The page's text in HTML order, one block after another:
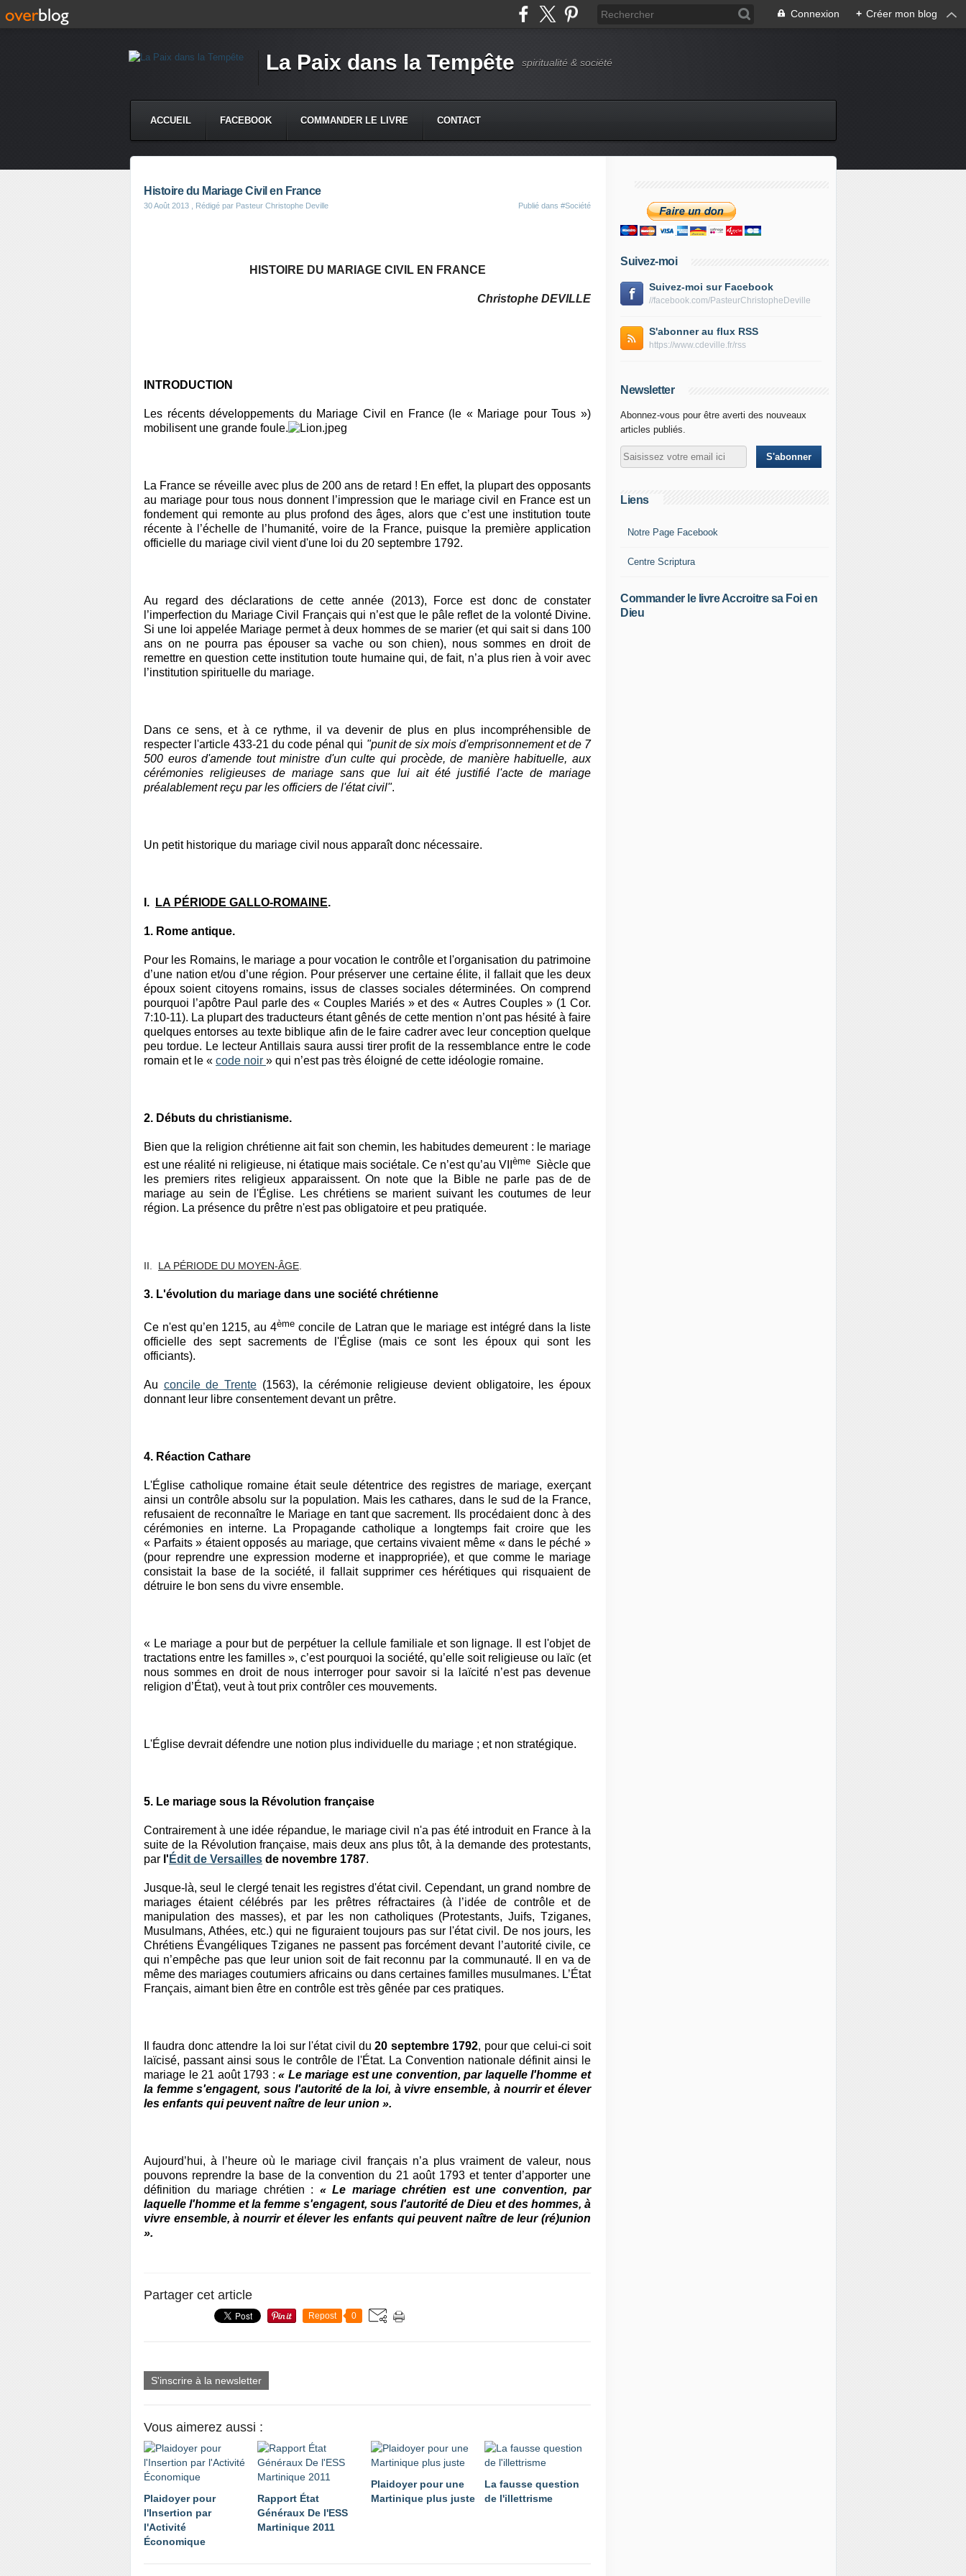
Connexion + Créer mon blog
La Paix dans la Tempête spiritualité & société
ACCUEIL FACEBOOK COMMANDER LE LIVRE CONTACT
Histoire du Mariage Civil en France
30 Août 2013 , Rédigé par Pasteur Christophe Deville Publié dans #Société
HISTOIRE DU MARIAGE CIVIL EN FRANCE
Christophe DEVILLE
INTRODUCTION
Les récents développements du Mariage Civil en France (le « Mariage pour Tous »)
mobilisent une grande foule.
La France se réveille avec plus de 200 ans de retard ! En effet, la plupart des opposants
au mariage pour tous nous donnent l’impression que le mariage civil en France est un
fondement qui remonte au plus profond des âges, alors que c’est une institution toute
récente à l’échelle de l’humanité, voire de la France, puisque la première application
officielle du mariage civil vient d'une loi du 20 septembre 1792.
Au regard des déclarations de cette année (2013), Force est donc de constater
l’imperfection du Mariage Civil Français qui n’est que le pâle reflet de la volonté Divine.
Si une loi appelée Mariage permet à deux hommes de se marier (et qui sait si dans 100
ans on ne pourra pas épouser sa vache ou son chien), nous sommes en droit de
remettre en question cette institution toute humaine qui, de fait, n’a plus rien à voir avec
l’institution spirituelle du mariage.
Dans ce sens, et à ce rythme, il va devenir de plus en plus incompréhensible de
respecter l'article 433-21 du code pénal qui "punit de six mois d'emprisonnement et de 7
500 euros d'amende tout ministre d'un culte qui procède, de manière habituelle, aux
cérémonies religieuses de mariage sans que lui ait été justifié l'acte de mariage
préalablement reçu par les officiers de l'état civil".
Un petit historique du mariage civil nous apparaît donc nécessaire.
I. LA PÉRIODE GALLO-ROMAINE.
1. Rome antique.
Pour les Romains, le mariage a pour vocation le contrôle et l'organisation du patrimoine
d’une nation et/ou d’une région. Pour préserver une certaine élite, il fallait que les deux
époux soient citoyens romains, issus de classes sociales déterminées. On comprend
pourquoi l’apôtre Paul parle des « Couples Mariés » et des « Autres Couples » (1 Cor.
7:10-11). La plupart des traducteurs étant gênés de cette mention n’ont pas hésité à faire
quelques entorses au texte biblique afin de le faire cadrer avec leur conception quelque
peu tordue. Le lecteur Antillais saura aussi tirer profit de la ressemblance entre le code
romain et le « code noir » qui n’est pas très éloigné de cette idéologie romaine.
2. Débuts du christianisme.
Bien que la religion chrétienne ait fait son chemin, les habitudes demeurent : le mariage
est une réalité ni religieuse, ni étatique mais sociétale. Ce n’est qu’au VII ème Siècle que
les premiers rites religieux apparaissent. On note que la Bible ne parle pas de de
mariage au sein de l'Église. Les chrétiens se marient suivant les coutumes de leur
région. La présence du prêtre n'est pas obligatoire et peu pratiquée.
II. LA PÉRIODE DU MOYEN-ÂGE.
3. L'évolution du mariage dans une société chrétienne
Ce n'est qu’en 1215, au 4ème concile de Latran que le mariage est intégré dans la liste
officielle des sept sacrements de l'Église (mais ce sont les époux qui sont les
officiants).
Au concile de Trente(1563), la cérémonie religieuse devient obligatoire, les époux
donnant leur libre consentement devant un prêtre.
4. Réaction Cathare
L'Église catholique romaine était seule détentrice des registres de mariage, exerçant
ainsi un contrôle absolu sur la population. Mais les cathares, dans le sud de la France,
refusaient de reconnaître le Mariage en tant que sacrement. Ils procédaient donc à des
cérémonies en interne. La Propagande catholique a longtemps fait croire que les
« Parfaits » étaient opposés au mariage, que certains vivaient même « dans le péché »
(pour reprendre une expression moderne et inappropriée), et que comme le mariage
consistait la base de la société, il fallait supprimer ces hérétiques qui risquaient de
détruire le bon sens du vivre ensemble.
« Le mariage a pour but de perpétuer la cellule familiale et son lignage. Il est l'objet de
tractations entre les familles », c’est pourquoi la société, qu’elle soit religieuse ou laïc (et
nous sommes en droit de nous interroger pour savoir si la laïcité n’est pas devenue
religion d’État), veut à tout prix contrôler ces mouvements.
L'Église devrait défendre une notion plus individuelle du mariage ; et non stratégique.
5. Le mariage sous la Révolution française
Contrairement à une idée répandue, le mariage civil n'a pas été introduit en France à la
suite de la Révolution française, mais deux ans plus tôt, à la demande des protestants,
par l' Édit de Versailles de novembre 1787.
Jusque-là, seul le clergé tenait les registres d'état civil. Cependant, un grand nombre de
mariages étaient célébrés par les prêtres réfractaires (à l’idée de contrôle et de
manipulation des masses), et par les non catholiques (Protestants, Juifs, Tziganes,
Musulmans, Athées, etc.) qui ne figuraient toujours pas sur l'état civil. De nos jours, les
Chrétiens Évangéliques Tziganes ne passent pas forcément devant l’autorité civile, ce
qui n’empêche pas que leur union soit de fait reconnu par la communauté. Il en va de
même des mariages coutumiers africains ou dans certaines familles musulmanes. L’État
Français, aimant bien être en contrôle est très gênée par ces pratiques.
Il faudra donc attendre la loi sur l'état civil du20 septembre 1792, pour que celui-ci soit
laïcisé, passant ainsi sous le contrôle de l'État. La Convention nationale définit ainsi le
mariage le 21 août 1793 :« Le mariage est une convention, par laquelle l'homme et
la femme s'engagent, sous l'autorité de la loi, à vivre ensemble, à nourrir et élever
les enfants qui peuvent naître de leur union ».
Aujourd’hui, à l’heure où le mariage civil français n’a plus vraiment de valeur, nous
pouvons reprendre la base de la convention du 21 août 1793 et tenter d’apporter une
définition du mariage chrétien : « Le mariage chrétien est une convention, par
laquelle l'homme et la femme s'engagent, sous l'autorité de Dieu et des hommes, à
vivre ensemble, à nourrir et élever les enfants qui peuvent naître de leur (ré)union
».
Partager cet article
Repost 0
S'inscrire à la newsletter
Vous aimerez aussi :
Plaidoyer pour
l'Insertion par
l'Activité
Économique
Rapport État
Généraux De l'ESS
Martinique 2011
Plaidoyer pour une
Martinique plus juste
La fausse question
de l'illettrisme
Suivez-moi
Suivez-moi sur Facebook
//facebook.com/PasteurChristopheDeville
S'abonner au flux RSS
https://www.cdeville.fr/rss
Newsletter
Abonnez-vous pour être averti des nouveaux
articles publiés.
Liens
Notre Page Facebook
Centre Scriptura
Commander le livre Accroitre sa Foi en
Dieu